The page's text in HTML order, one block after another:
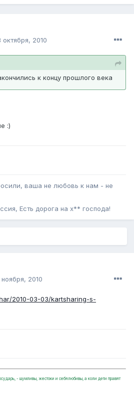
октября, 2010
к концу прошлого века
:)
ваша не любовь к нам - не
Есть дорога на х** господа!
ноября, 2010
2010-03-03/kartsharing-s-
- шумливы, жестоки и себялюбивы, а коли дети правят